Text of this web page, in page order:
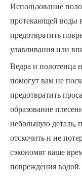
Использование
протекающей воды
предотвратить
улавливания или
Ведра и полотенца
помогут вам не
предотвратить
образование
небольшую деталь,
отскочить и не
сэкономят ваше
повреждения водой.